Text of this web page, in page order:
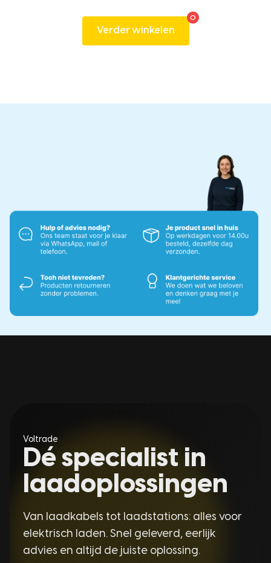
Verder winkelen
0
Voltrade
Dé specialist in
laadoplossingen
Van laadkabels tot laadstations: alles voor
elektrisch laden. Snel geleverd, eerlijk
advies en altijd de juiste oplossing.